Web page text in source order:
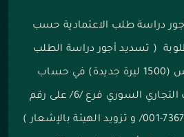
دراسة طلب الاعتمادية حسب
( تسديد أجور دراسة الطلب
بقيمة 150 ألف ل.س (1500 ليرة جديدة) في حساب
الهيئة في المصرف التجاري السوري فرع /6/ على رقم